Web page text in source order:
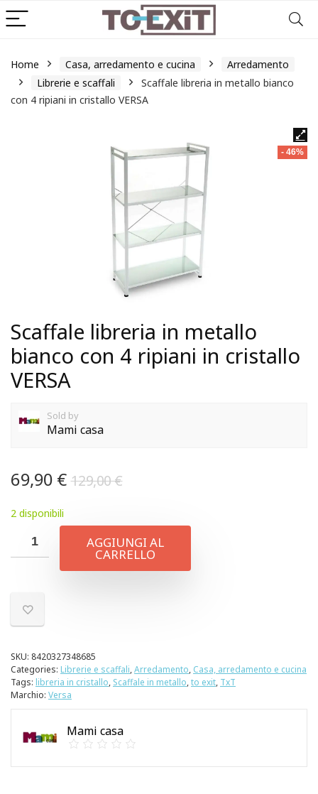
Home Casa, arredamento e cucina
Arredamento
Librerie e scaffali
Scaffale libreria in metallo bianco
con 4 ripiani in cristallo VERSA
- 46%
Scaffale libreria in metallo
bianco con 4 ripiani in cristallo
VERSA
Sold by
Mami casa
129,00€
69,90 €
2 disponibili
AGGIUNGI AL
CARRELLO
SKU: 8420327348685
Categories: Librerie e scaffali,Arredamento, Casa, arredamento e cucina
Tags: libreria in cristallo, Scaffale in metallo,to exit, TxT
Marchio: Versa
Mami casa